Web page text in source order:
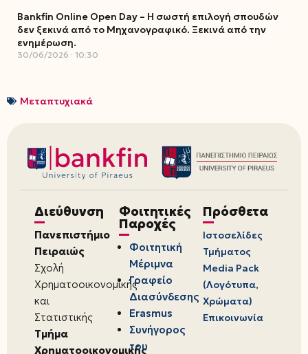
Bankfin Online Open Day – Η σωστή επιλογή σπουδών
δεν ξεκινά από το Μηχανογραφικό. Ξεκινά από την
ενημέρωση.
30/06/2026 10:30
Μεταπτυχιακά
Διεύθυνση
Πανεπιστήμιο
Πειραιώς
Σχολή
Χρηματοοικονομικής
και
Στατιστικής
Τμήμα
Χρηματοοικονομικής
Φοιτητικές
Παροχές
Φοιτητική
Μέριμνα
Γραφείο
Διασύνδεσης
Erasmus
Συνήγορος
του
Πρόσθετα
Ιστοσελίδες
Τμήματος
Media Pack
(Λογότυπα,
Χρώματα)
Επικοινωνία